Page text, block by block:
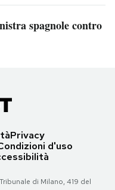
spagnole contro
Privacy
d'uso
di Milano, 419 del